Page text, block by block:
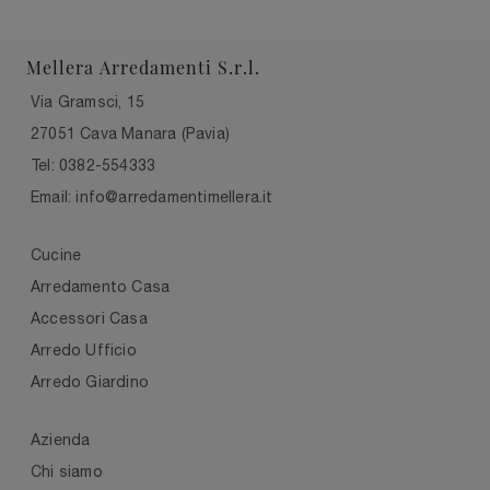
Mellera Arredamenti S.r.l.
Via Gramsci, 15
27051 Cava Manara (Pavia)
Tel: 0382-554333
Email: info@arredamentimellera.it
Cucine
Arredamento Casa
Accessori Casa
Arredo Ufficio
Arredo Giardino
Azienda
Chi siamo